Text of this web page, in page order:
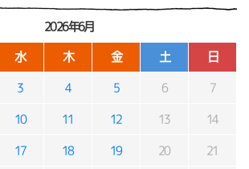
2026年6月
水 木 金 土 日
3 4 5 6 7
10 11 12 13 14
17 18 19 20 21